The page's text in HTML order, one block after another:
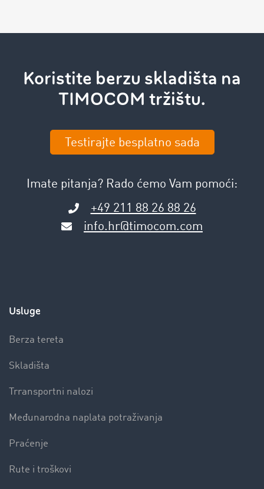
Koristite berzu skladišta na
TIMOCOM tržištu.
Testirajte besplatno sada
Imate pitanja? Rado ćemo Vam pomoći:
+49 211 88 26 88 26
info.hr@timocom.com
Usluge
Berza tereta
Skladišta
Trransportni nalozi
Međunarodna naplata potraživanja
Praćenje
Rute i troškovi